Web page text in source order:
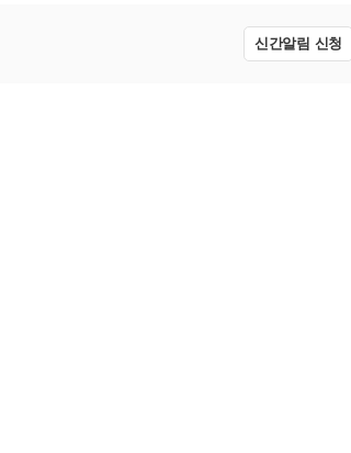
신간알림 신청